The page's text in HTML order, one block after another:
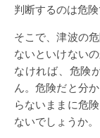
判断するのは危険
そこで、津波の
ないといけない
なければ、危険
ん。危険だと分
らないままに危
ないでしょうか。